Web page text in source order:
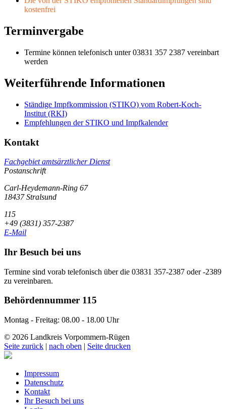
kostenfrei
Terminvergabe
Termine können telefonisch unter 03831 357 2387 vereinbart
werden
Weiterführende Informationen
Ständige Impfkommission (STIKO) vom Robert-Koch-
Institut (RKI)
Empfehlungen der STIKO und Impfkalender
Kontakt
Fachgebiet amtsärztlicher Dienst
Postanschrift
Carl-Heydemann-Ring 67
18437 Stralsund
115
+49 (3831) 357-2387
E-Mail
Ihr Besuch bei uns
Termine sind vorab telefonisch über die 03831 357-2387 oder -2389
zu vereinbaren.
Behördennummer 115
Montag - Freitag: 08.00 - 18.00 Uhr
© 2026 Landkreis Vorpommern-Rügen
Seite zurück | nach oben | Seite drucken
Impressum
Datenschutz
Kontakt
Ihr Besuch bei uns